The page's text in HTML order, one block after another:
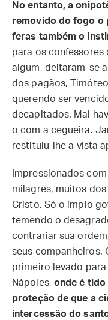
No entanto, a
removido do fogo o
feras também o
para os confessores
algum, deitaram-se
dos pagãos,
querendo ser
decapitados. Mal
o com a cegueira.
restituiu-lhe a vista
Impressionados
milagres, muitos
Cristo. Só o ímpio
temendo o
contrariar sua
seus companheiros.
primeiro levado
Nápoles, onde é tido
proteção de que a
intercessão do